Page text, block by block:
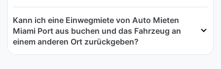
Kann ich eine Einwegmiete von Auto Mieten
Miami Port aus buchen und das Fahrzeug an
einem anderen Ort zurückgeben?